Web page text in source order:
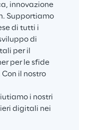
innovazione
Supportiamo
di tutti i
di
per il
per le sfide
il nostro
i nostri
digitali nei